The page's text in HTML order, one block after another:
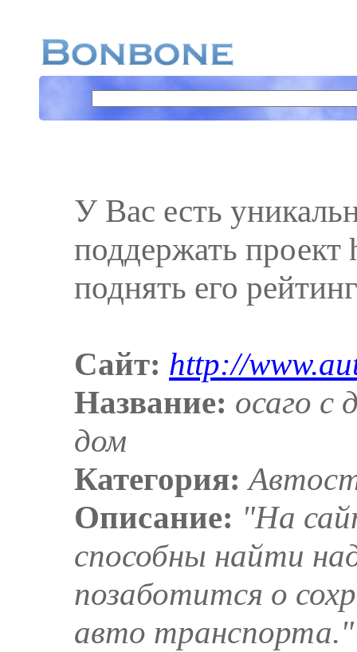
У Вас есть
поддержать
поднять его
Сайт: http://
Название: осаго с
дом
Категория:
Описание: "На
способны найти
позаботится о
авто транспорта."